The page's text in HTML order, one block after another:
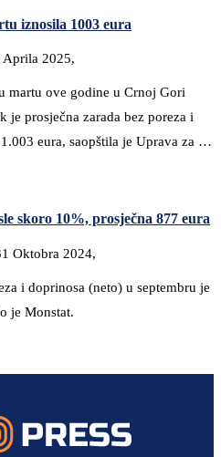
iznosila 1003 eura
Aprila 2025,
martu ove godine u Crnoj Gori
je prosječna zarada bez poreza i
eura, saopštila je Uprava za …
skoro 10%, prosječna 877 eura
Oktobra 2024,
i doprinosa (neto) u septembru je
je Monstat.